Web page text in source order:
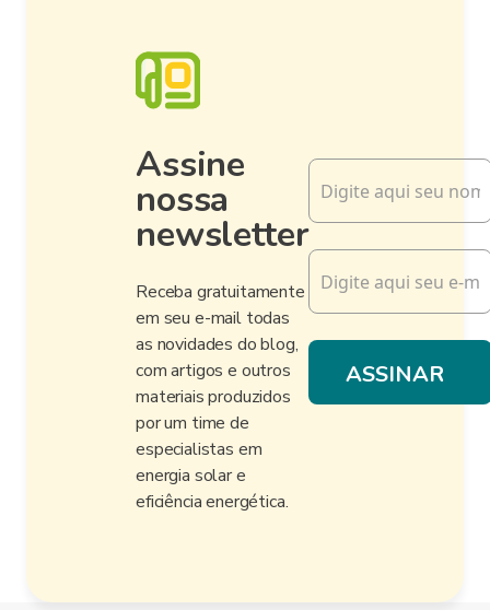
Assine
nossa
newsletter
Receba gratuitamente
em seu e-mail todas
as novidades do blog,
com artigos e outros
materiais produzidos
por um time de
especialistas em
energia solar e
eficiência energética.